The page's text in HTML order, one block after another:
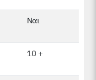
Ναι
10 +